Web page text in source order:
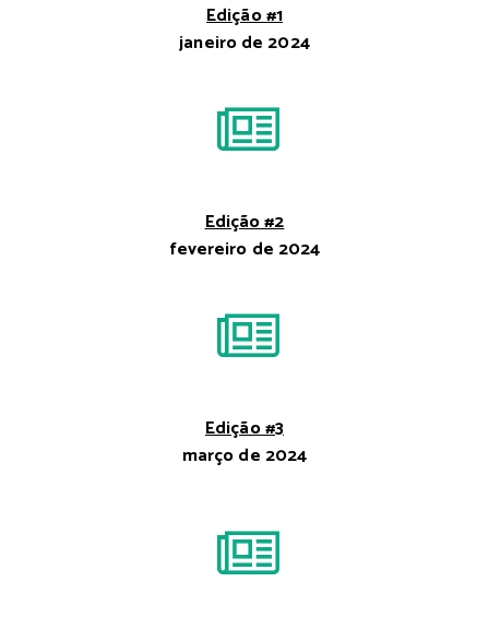
Edição #1
janeiro de 2024
Edição #2
fevereiro de 2024
Edição #3
março de 2024